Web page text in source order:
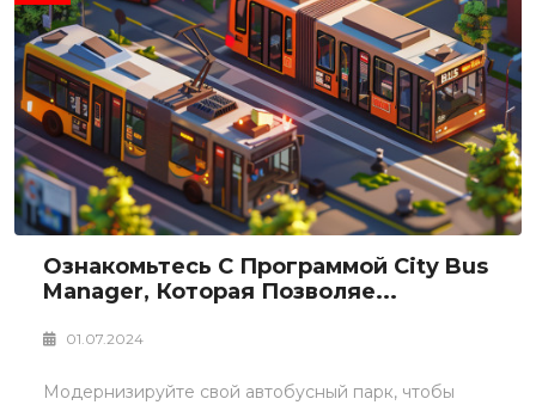
Ознакомьтесь С Программой City Bus
Manager, Которая Позволяе...
01.07.2024
Модернизируйте свой автобусный парк, чтобы